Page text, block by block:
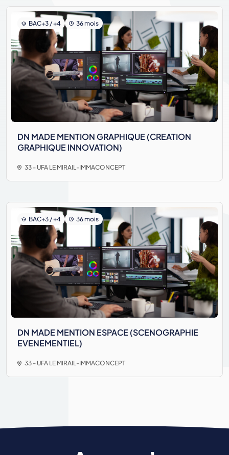
BAC+3 / +4 36 mois
DN MADE MENTION GRAPHIQUE (CREATION
GRAPHIQUE INNOVATION)
33 - UFA LE MIRAIL-IMMACONCEPT
BAC+3 / +4 36 mois
DN MADE MENTION ESPACE (SCENOGRAPHIE
EVENEMENTIEL)
33 - UFA LE MIRAIL-IMMACONCEPT